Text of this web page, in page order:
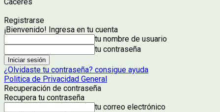
Registrarse
¡Bienvenido! Ingresa en tu cuenta
tu nombre de usuario
tu contraseña
¿Olvidaste tu contraseña? consigue ayuda
Politica de Privacidad General
Recuperación de contraseña
Recupera tu contraseña
tu correo electrónico